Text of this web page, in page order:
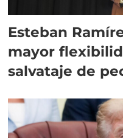
Esteban
mayor
salvataje de